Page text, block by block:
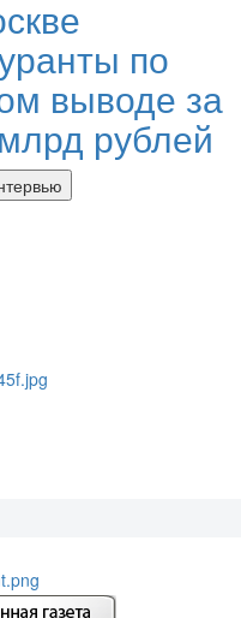
по
выводе за
рублей